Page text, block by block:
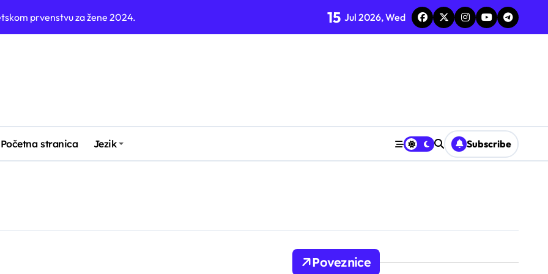
prvenstvu za žene 2024.
Defenzivna organizacija, Igra u tranziciji
prvenstvu za žene 2024.
prvenstvu za žene 2024.
15 Jul 2026, Wed
Početna stranica Jezik Subscribe
Poveznice